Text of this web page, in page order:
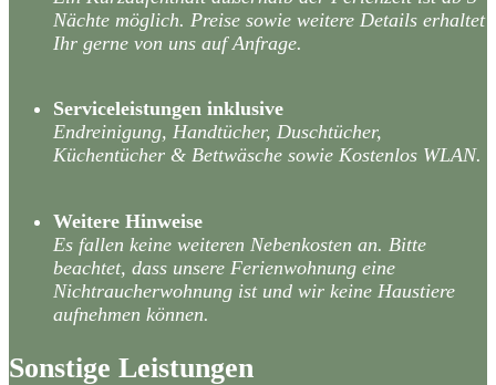
Nächte möglich. Preise sowie weitere Details erhaltet
Ihr gerne von uns auf Anfrage.
Serviceleistungen inklusive
Endreinigung, Handtücher, Duschtücher,
Küchentücher & Bettwäsche sowie Kostenlos WLAN.
Weitere Hinweise
Es fallen keine weiteren Nebenkosten an. Bitte
beachtet, dass unsere Ferienwohnung eine
Nichtraucherwohnung ist und wir keine Haustiere
aufnehmen können.
Sonstige Leistungen